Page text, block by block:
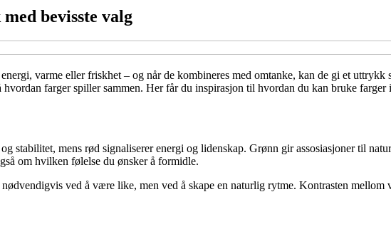
bevisste valg
varme eller friskhet – og når de kombineres med omtanke, kan de gi et
farger spiller sammen. Her får du inspirasjon til hvordan du kan bruke
stabilitet, mens rød signaliserer energi og lidenskap. Grønn gir assosiasjoner til
om hvilken følelse du ønsker å formidle.
ved å være like, men ved å skape en naturlig rytme. Kontrasten mellom